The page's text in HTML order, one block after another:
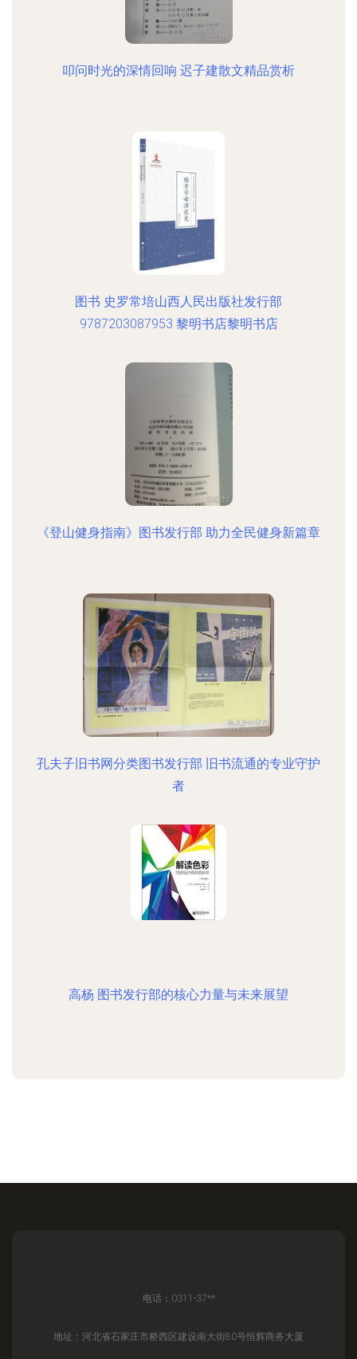
叩问时光的深情回响 迟子建散文精品赏析
图书 史罗常培山西人民出版社发行部
9787203087953 黎明书店黎明书店
《登山健身指南》图书发行部 助力全民健身新篇章
孔夫子旧书网分类图书发行部 旧书流通的专业守护
者
高杨 图书发行部的核心力量与未来展望
电话：0311-37**
地址：河北省石家庄市桥西区建设南大街80号恒辉商务大厦